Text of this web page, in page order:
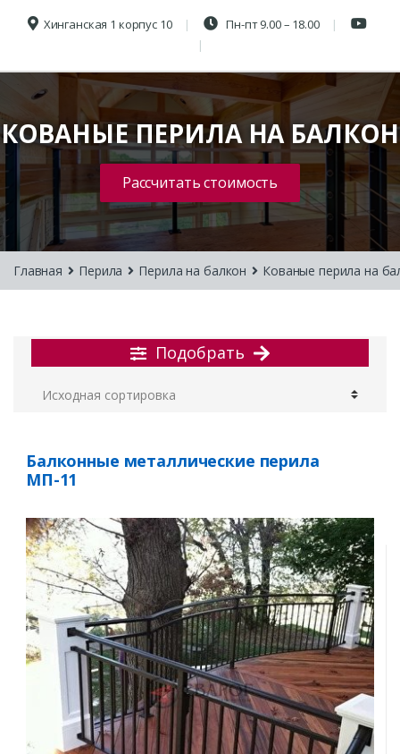
Хинганская 1 корпус 10 Пн-пт 9.00 – 18.00
КОВАНЫЕ ПЕРИЛА НА БАЛКОН
Рассчитать стоимость
Главная Перила Перила на балкон Кованые перила на
Подобрать
Балконные металлические перила
МП-11